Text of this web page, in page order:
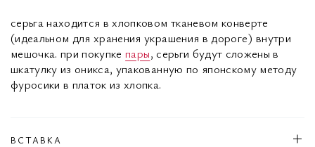
серьга находится в хлопковом тканевом конверте
(идеальном для хранения украшения в дороге) внутри
мешочка. при покупкепары, серьги будут сложены в
шкатулку из оникса, упакованную по японскому методу
фуросики в платок из хлопка.
ВСТАВКА